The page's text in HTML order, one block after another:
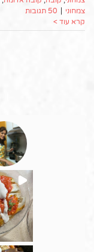
צמחוני
50 תגובות
קרא עוד >